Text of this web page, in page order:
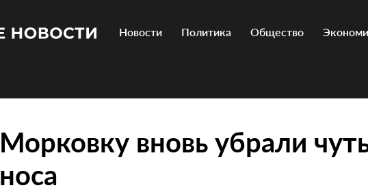
Новости Политика Общество
Морковку вновь убрали
носа